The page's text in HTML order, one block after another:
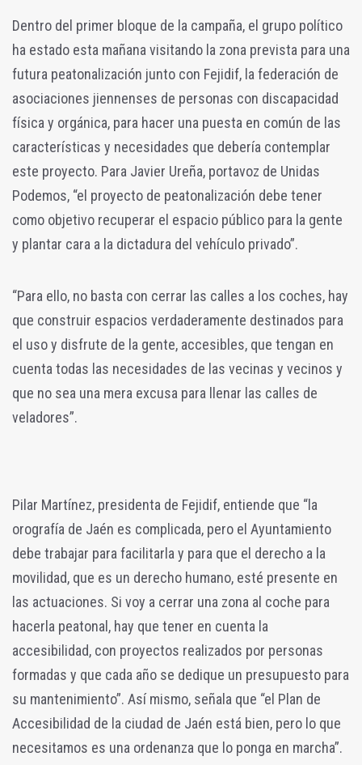
Dentro del primer bloque de la campaña, el grupo político
ha estado esta mañana visitando la zona prevista para una
futura peatonalización junto con Fejidif, la federación de
asociaciones jiennenses de personas con discapacidad
física y orgánica, para hacer una puesta en común de las
características y necesidades que debería contemplar
este proyecto. Para Javier Ureña, portavoz de Unidas
Podemos, “el proyecto de peatonalización debe tener
como objetivo recuperar el espacio público para la gente
y plantar cara a la dictadura del vehículo privado”.
“Para ello, no basta con cerrar las calles a los coches, hay
que construir espacios verdaderamente destinados para
el uso y disfrute de la gente, accesibles, que tengan en
cuenta todas las necesidades de las vecinas y vecinos y
que no sea una mera excusa para llenar las calles de
veladores”.
Pilar Martínez, presidenta de Fejidif, entiende que “la
orografía de Jaén es complicada, pero el Ayuntamiento
debe trabajar para facilitarla y para que el derecho a la
movilidad, que es un derecho humano, esté presente en
las actuaciones. Si voy a cerrar una zona al coche para
hacerla peatonal, hay que tener en cuenta la
accesibilidad, con proyectos realizados por personas
formadas y que cada año se dedique un presupuesto para
su mantenimiento”. Así mismo, señala que “el Plan de
Accesibilidad de la ciudad de Jaén está bien, pero lo que
necesitamos es una ordenanza que lo ponga en marcha”.